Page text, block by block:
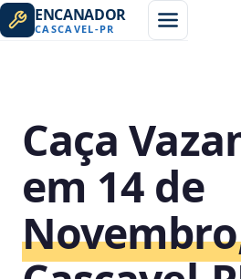
ENCANADOR
CASCAVEL-PR
Caça
em 14 de